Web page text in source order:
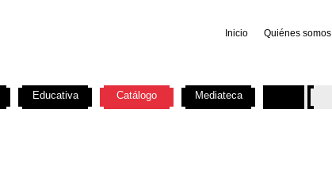
Inicio Quiénes somos
Educativa Catálogo Mediateca